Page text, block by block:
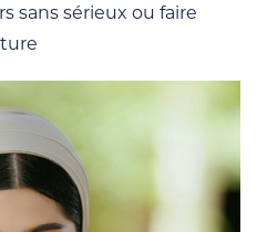
sans sérieux ou faire